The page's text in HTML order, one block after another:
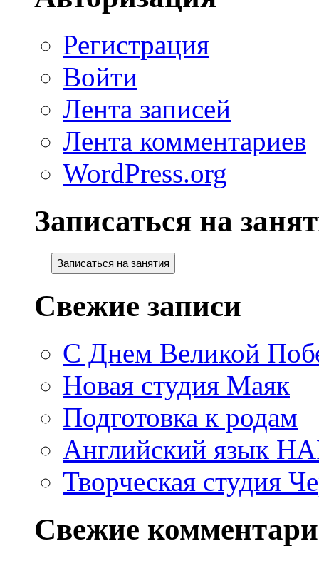
Регистрация
Войти
Лента записей
Лента комментариев
WordPress.org
Записаться на
Записаться на занятия
Свежие записи
С Днем Великой
Новая студия Маяк
Подготовка к родам
Английский язык
Творческая студия
Свежие